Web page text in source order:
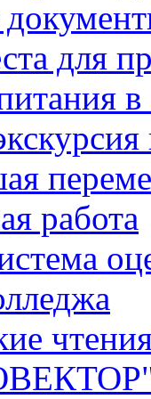
для
в
работа